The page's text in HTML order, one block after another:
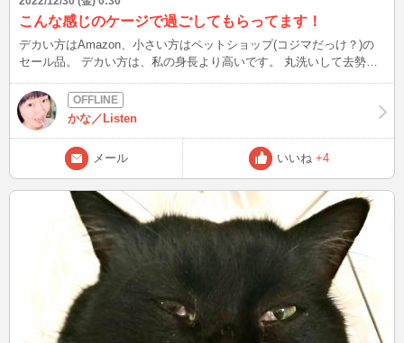
こんな感じのケージで過ごしてもらってます！
デカい方はAmazon、小さい方はペットショップ(コジマだっけ？)の
セール品。 デカい方は、私の身長より高いです。 丸洗いして去勢手
トントンにマウント取るので(;^_^A 一緒のケージで過ごしてもらうの
は難しい･･･。 ついでにトイレも1つにしたい。 猫砂タイプとデオト
イレの2つなんですが、追々デオトイレだけにしようと･･･。 掃除、
楽な方が良いなぁ(^▽^;)
かな／Listen
メール いいね +4